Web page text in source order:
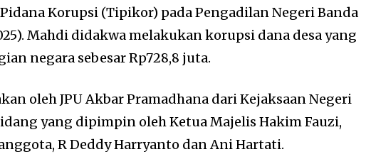
Korupsi (Tipikor) pada Pengadilan Negeri Banda
Mahdi didakwa melakukan korupsi dana desa yang
negara sebesar Rp728,8 juta.
oleh JPU Akbar Pramadhana dari Kejaksaan Negeri
yang dipimpin oleh Ketua Majelis Hakim Fauzi,
R Deddy Harryanto dan Ani Hartati.